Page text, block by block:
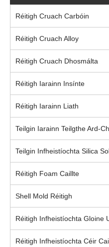
Réitigh Cruach Carbóin
Réitigh Cruach Alloy
Réitigh Cruach Dhosmálta
Réitigh Iarainn Insínte
Réitigh Iarainn Liath
Teilgin Iarainn Teilgthe Ard-
Teilgin Infheistíochta Silica
Réitigh Foam Caillte
Shell Mold Réitigh
Réitigh Infheistíochta Gloine
Réitigh Infheistíochta Céir